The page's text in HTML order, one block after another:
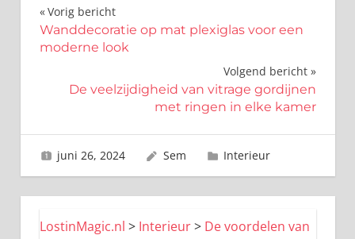
Bericht
navigatie
Vorig bericht
Wanddecoratie op mat plexiglas voor een
moderne look
Volgend bericht
De veelzijdigheid van vitrage gordijnen
met ringen in elke kamer
juni 26, 2024 Sem Interieur
LostinMagic.nl > Interieur> De voordelen van